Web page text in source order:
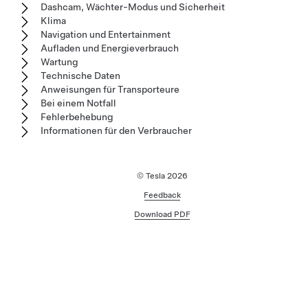
Dashcam, Wächter-Modus und Sicherheit
Klima
Navigation und Entertainment
Aufladen und Energieverbrauch
Wartung
Technische Daten
Anweisungen für Transporteure
Bei einem Notfall
Fehlerbehebung
Informationen für den Verbraucher
© Tesla 2026
Feedback
Download PDF